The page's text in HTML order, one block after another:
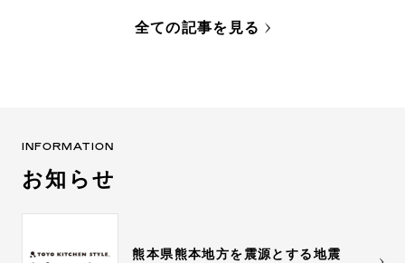
全ての記事を見る
INFORMATION
お知らせ
熊本県熊本地方を震源とする地震